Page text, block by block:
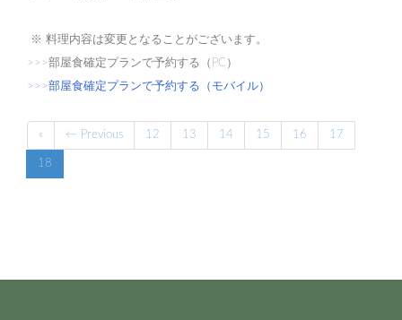
※ 料理内容は変更となることがございます。
>>>部屋食確定プランで予約する（PC）
>>>部屋食確定プランで予約する（モバイル）
« ← Previous 12 13 14 15 16 17
18